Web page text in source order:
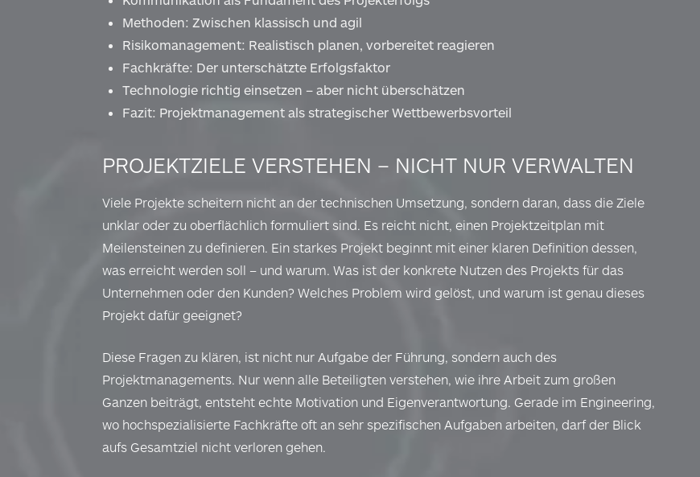
Methoden: Zwischen klassisch und agil
Risikomanagement: Realistisch planen, vorbereitet reagieren
Fachkräfte: Der unterschätzte Erfolgsfaktor
Technologie richtig einsetzen – aber nicht überschätzen
Fazit: Projektmanagement als strategischer Wettbewerbsvorteil
PROJEKTZIELE VERSTEHEN – NICHT NUR VERWALTEN
Viele Projekte scheitern nicht an der technischen Umsetzung, sondern daran, dass die Ziele
unklar oder zu oberflächlich formuliert sind. Es reicht nicht, einen Projektzeitplan mit
Meilensteinen zu definieren. Ein starkes Projekt beginnt mit einer klaren Definition dessen,
was erreicht werden soll – und warum. Was ist der konkrete Nutzen des Projekts für das
Unternehmen oder den Kunden? Welches Problem wird gelöst, und warum ist genau dieses
Projekt dafür geeignet?
Diese Fragen zu klären, ist nicht nur Aufgabe der Führung, sondern auch des
Projektmanagements. Nur wenn alle Beteiligten verstehen, wie ihre Arbeit zum großen
Ganzen beiträgt, entsteht echte Motivation und Eigenverantwortung. Gerade im Engineering,
wo hochspezialisierte Fachkräfte oft an sehr spezifischen Aufgaben arbeiten, darf der Blick
aufs Gesamtziel nicht verloren gehen.